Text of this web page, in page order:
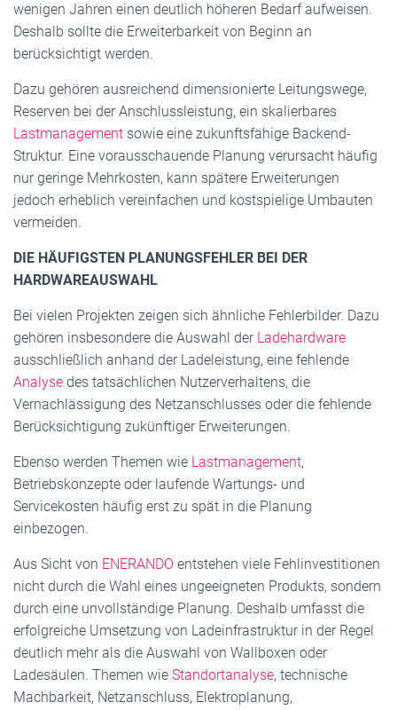
wenigen Jahren einen deutlich höheren Bedarf aufweisen.
Deshalb sollte die Erweiterbarkeit von Beginn an
berücksichtigt werden.
Dazu gehören ausreichend dimensionierte Leitungswege,
Reserven bei der Anschlussleistung, ein skalierbares
Lastmanagement sowie eine zukunftsfähige Backend-
Struktur. Eine vorausschauende Planung verursacht häufig
nur geringe Mehrkosten, kann spätere Erweiterungen
jedoch erheblich vereinfachen und kostspielige Umbauten
vermeiden.
DIE HÄUFIGSTEN PLANUNGSFEHLER BEI DER
HARDWAREAUSWAHL
Bei vielen Projekten zeigen sich ähnliche Fehlerbilder. Dazu
gehören insbesondere die Auswahl der Ladehardware
ausschließlich anhand der Ladeleistung, eine fehlende
Analyse des tatsächlichen Nutzerverhaltens, die
Vernachlässigung des Netzanschlusses oder die fehlende
Berücksichtigung zukünftiger Erweiterungen.
Ebenso werden Themen wie Lastmanagement,
Betriebskonzepte oder laufende Wartungs- und
Servicekosten häufig erst zu spät in die Planung
einbezogen.
Aus Sicht von ENERANDO entstehen viele Fehlinvestitionen
nicht durch die Wahl eines ungeeigneten Produkts, sondern
durch eine unvollständige Planung. Deshalb umfasst die
erfolgreiche Umsetzung von Ladeinfrastruktur in der Regel
deutlich mehr als die Auswahl von Wallboxen oder
Ladesäulen. Themen wie Standortanalyse, technische
Machbarkeit, Netzanschluss, Elektroplanung,